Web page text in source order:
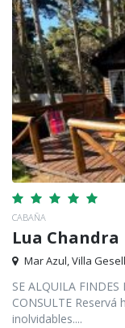
CABAÑA
Lua Chandra
Mar Azul, Villa
SE ALQUILA
CONSULTE
inolvidables....